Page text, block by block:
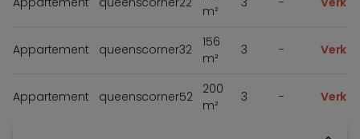
m²
Appartement queenscorner32
156
m²
3 -
Appartement queenscorner52
200
m²
3 -